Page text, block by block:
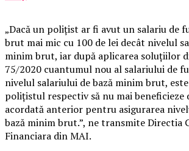
„Dacă un polițist ar fi avut un salariu de
brut mai mic cu 100 de lei decât nivelul
minim brut, iar după aplicarea soluțiilor
75/2020 cuantumul nou al salariului de
nivelul salariului de bază minim brut,
polițistul respectiv să nu mai beneficieze
acordată anterior pentru asigurarea
bază minim brut.”, ne transmite Directia
Financiara din MAI.